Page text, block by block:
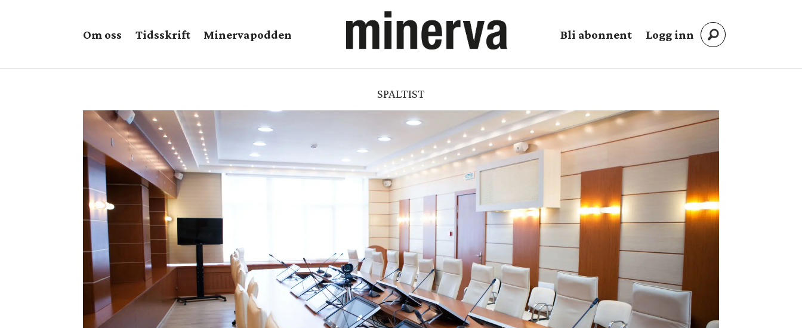
Om oss Tidsskrift Minervapodden Bli abonnent Logg inn
SPALTIST